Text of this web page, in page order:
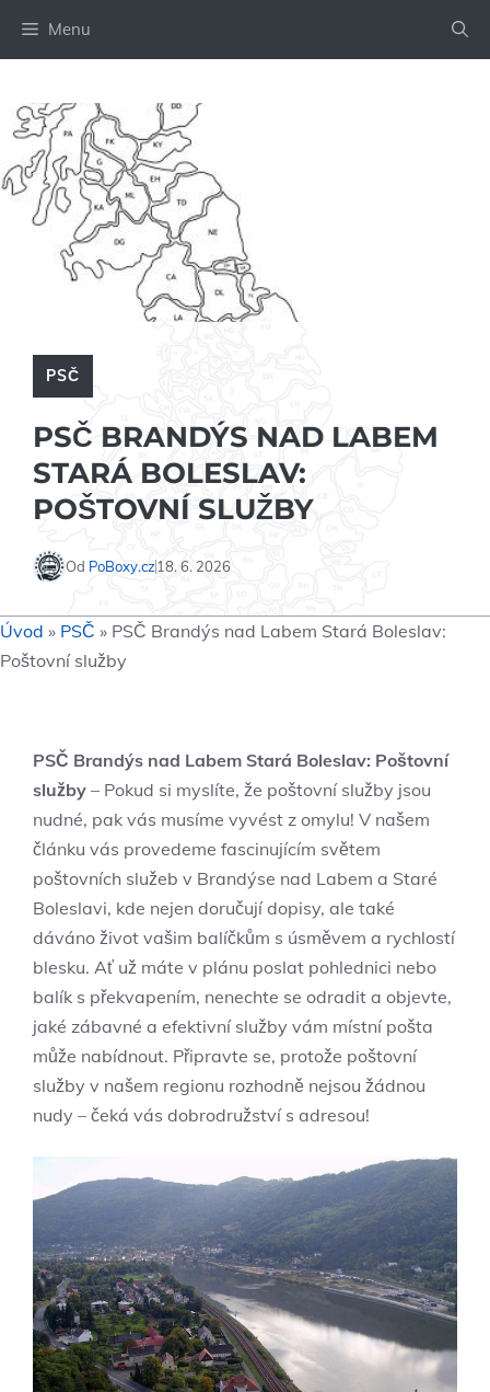
Menu
PSČ
PSČ BRANDÝS NAD LABEM
STARÁ BOLESLAV:
POŠTOVNÍ SLUŽBY
Od PoBoxy.cz18. 6. 2026
Úvod » PSČ » PSČ Brandýs nad Labem Stará Boleslav:
Poštovní služby
PSČ Brandýs nad Labem Stará Boleslav: Poštovní
služby – Pokud si myslíte, že poštovní služby jsou
nudné, pak vás musíme vyvést z omylu! V našem
článku vás provedeme fascinujícím světem
poštovních služeb v Brandýse nad Labem a Staré
Boleslavi, kde nejen doručují dopisy, ale také
dáváno život vašim balíčkům s úsměvem a rychlostí
blesku. Ať už máte v plánu poslat pohlednici nebo
balík s překvapením, nenechte se odradit a objevte,
jaké zábavné a efektivní služby vám místní pošta
může nabídnout. Připravte se, protože poštovní
služby v našem regionu rozhodně nejsou žádnou
nudy – čeká vás dobrodružství s adresou!